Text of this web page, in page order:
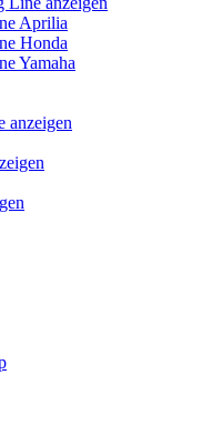
Aprilia
Honda
Yamaha
anzeigen